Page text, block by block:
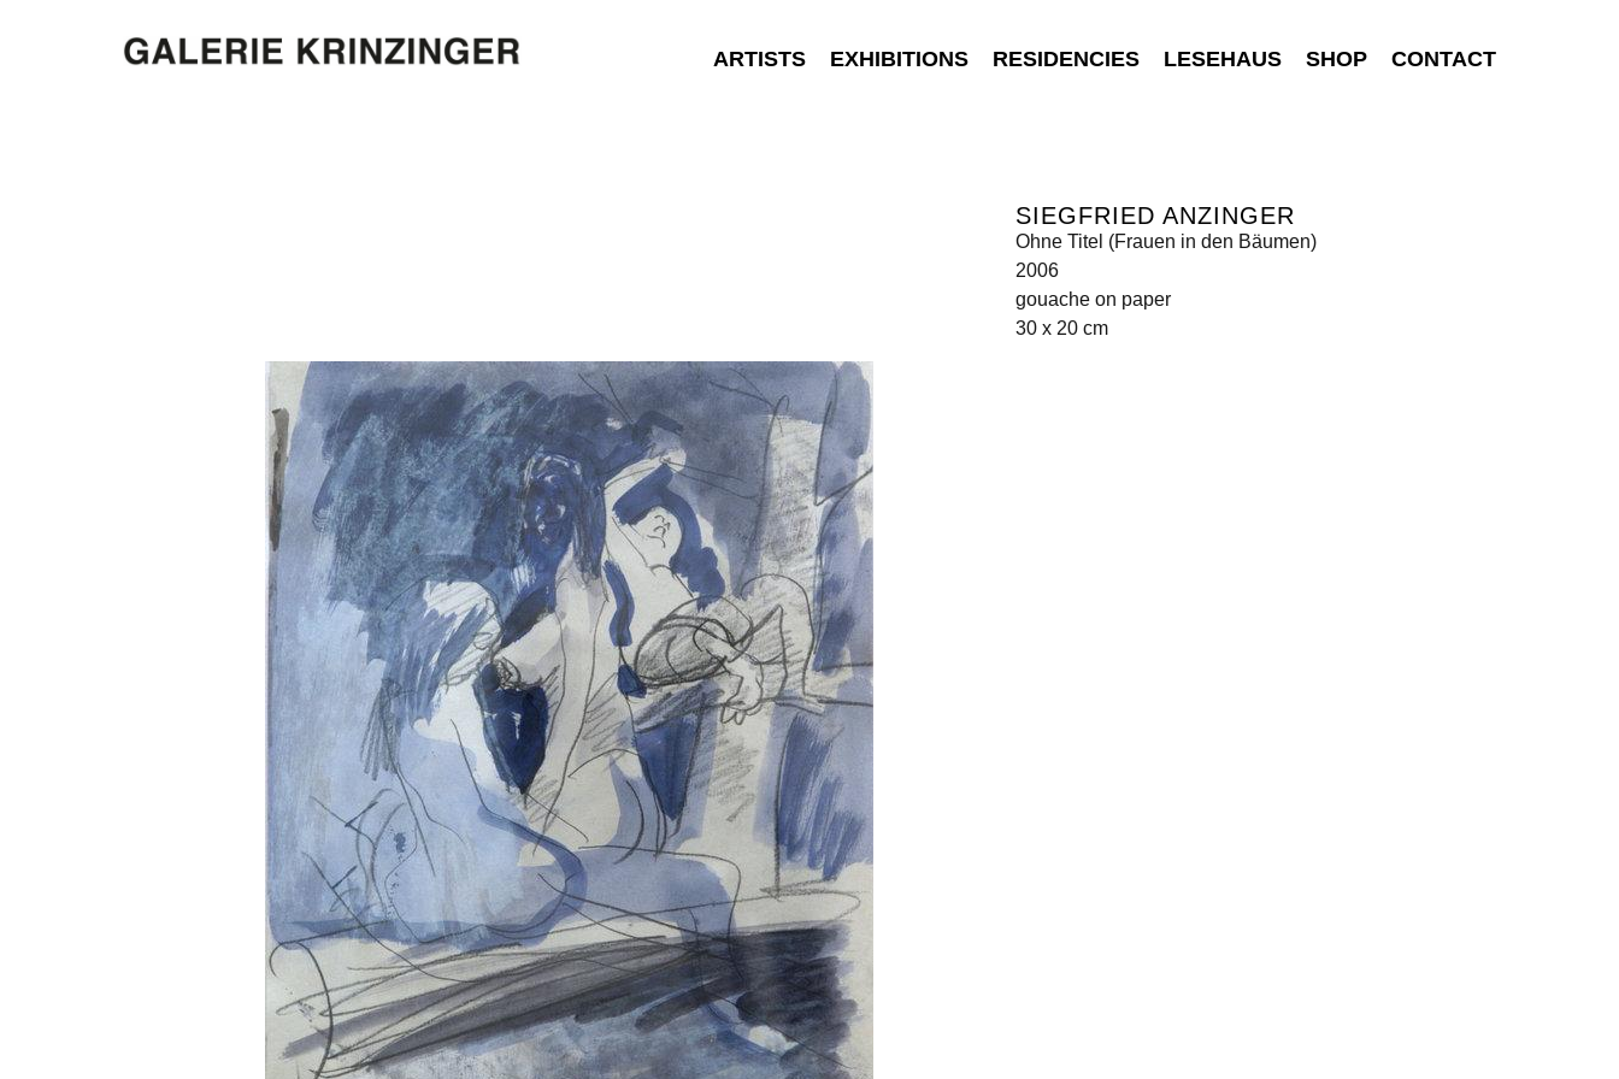
ARTISTS EXHIBITIONS RESIDENCIES LESEHAUS SHOP CONTACT
SIEGFRIED ANZINGER
Ohne Titel (Frauen in den Bäumen)
2006
gouache on paper
30 x 20 cm